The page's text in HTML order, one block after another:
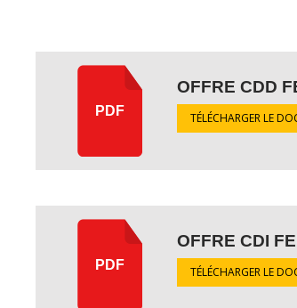
PDF
OFFRE CDD
TÉLÉCHARGER LE
PDF
OFFRE CDI
TÉLÉCHARGER LE